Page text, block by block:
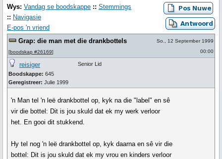
Wys: Vandag se boodskappe :: Stemmings
:: Navigasie
E-pos 'n vriend
Grap: die man met die drankbottels
[boodskap #26169]
So., 12 September 1999
00:00
reisiger
Boodskappe: 645
Geregistreer: Julie 1999
Senior Lid
'n Man tel 'n leë drankbottel op, kyk na die "label" en sê
vir die bottel: Dit is jou skuld dat ek my werk verloor
het. En gooi dit stukkend.
Hy tel nog 'n leë drankbottel op, kyk daarna en sê vir die
bottel: Dit is jou skuld dat ek my vrou en kinders verloor